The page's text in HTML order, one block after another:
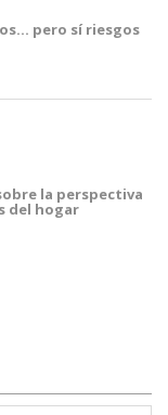
pero sí riesgos
la perspectiva
del hogar